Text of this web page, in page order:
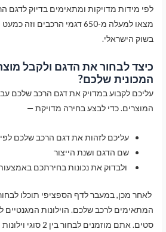
לפי מידות מדויקות ומתאימים בדיוק לדגם
בשוק הישראלי.
כיצד לבחור את הדגם ולקבל
המכונית שלכם?
עליכם לקבוע במדויק את דגם הרכב שלכם
המוצרים. כדי לבצע בחירה מדויקת —
עליכם לזהות את דגם הרכב שלכם
שם הדגם ושנת הייצור
ולבדוק את נכונות בחירתכם
לאחר מכן, במעבר לדף הספציפי תוכלו
המתאימים לרכב שלכם. הוילונות המגנטיים
סטים. אתם מוזמנים